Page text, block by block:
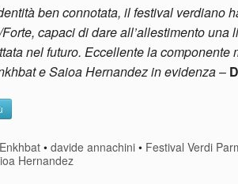
ben connotata, il festival verdiano
capaci di dare all’allestimento
nel futuro. Eccellente la componente
e Saioa Hernandez in evidenza–
•davide annachini • Festival Verdi
Hernandez